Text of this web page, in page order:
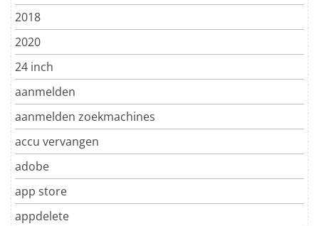
2018
2020
24 inch
aanmelden
aanmelden zoekmachines
accu vervangen
adobe
app store
appdelete